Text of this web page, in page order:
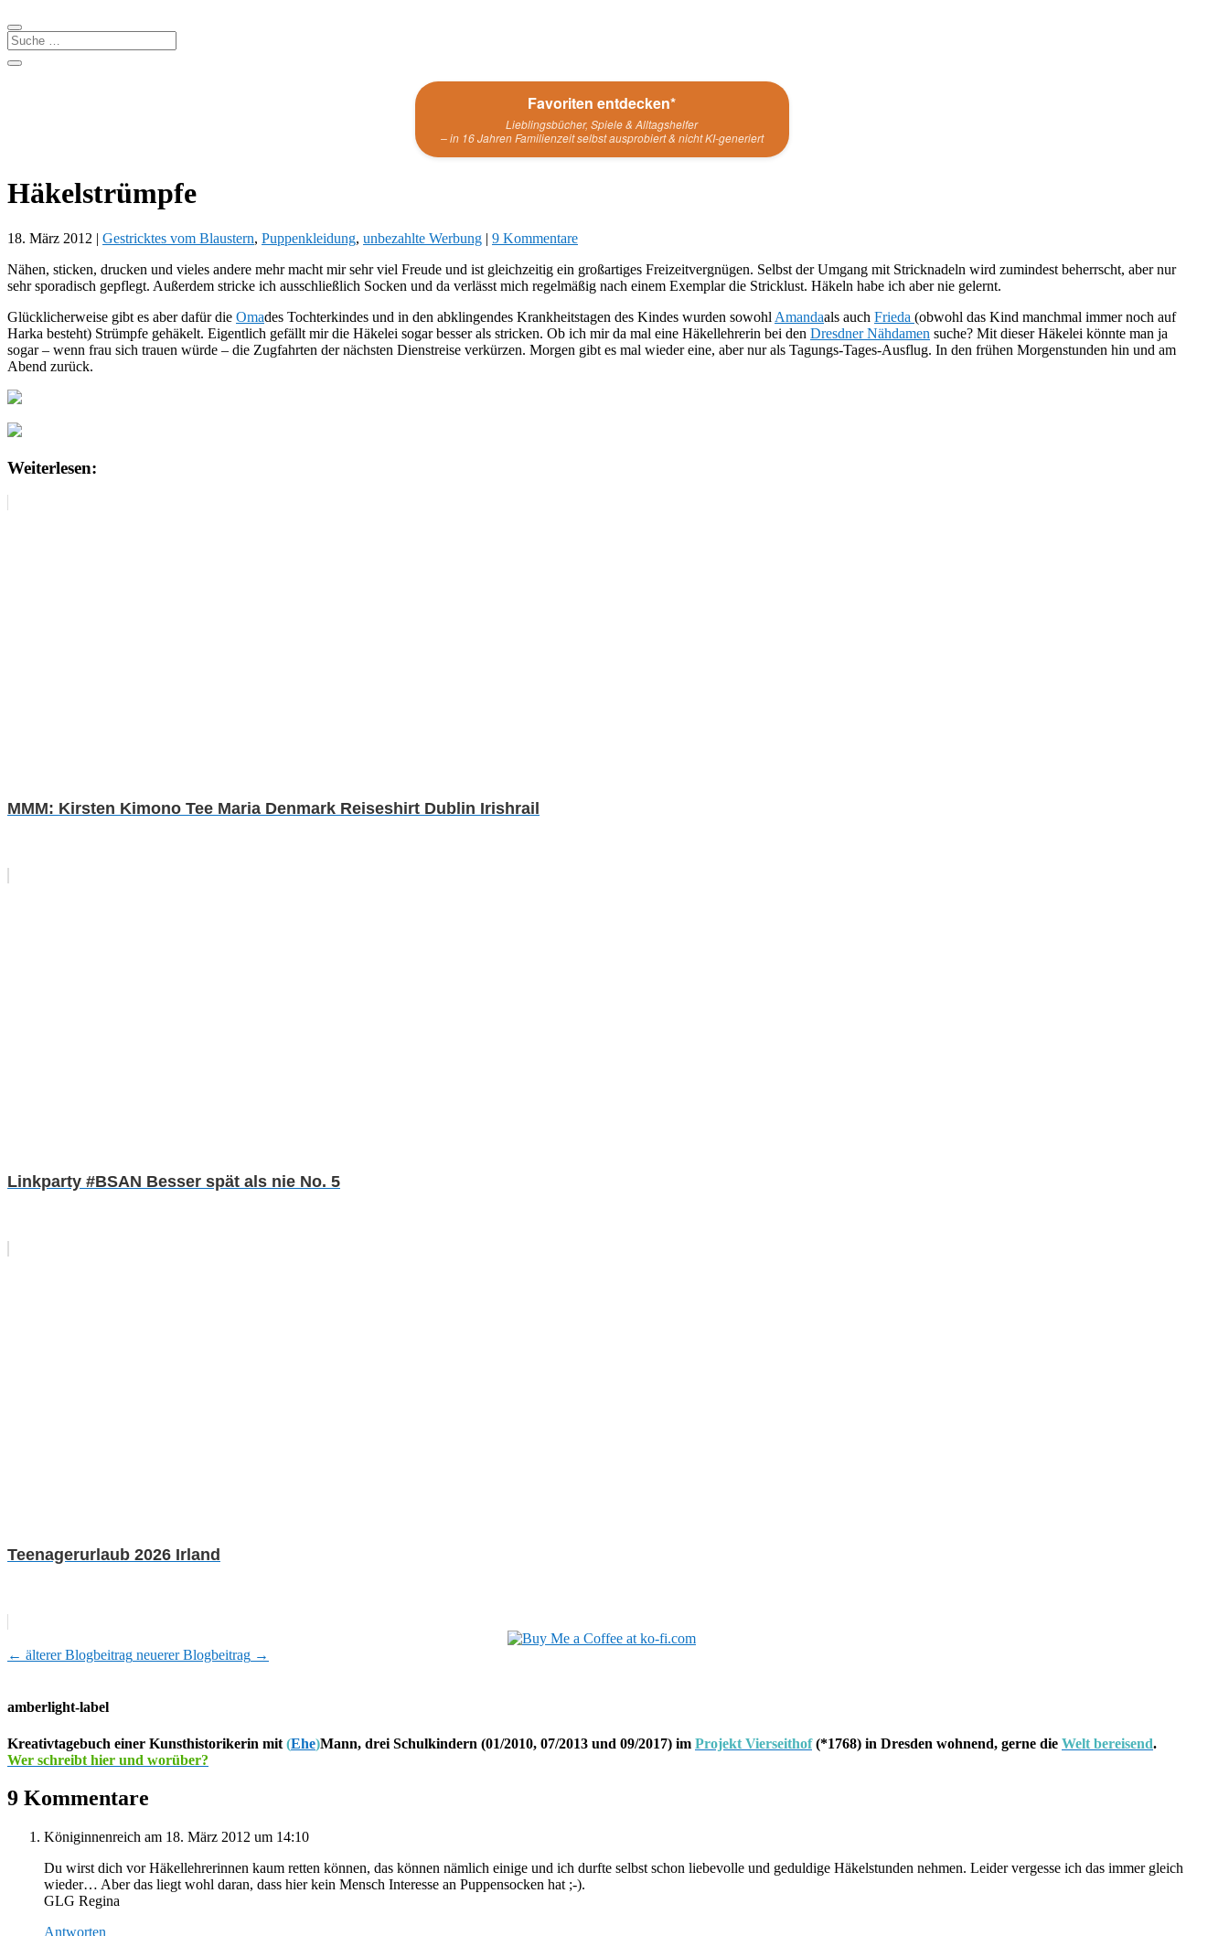
Favoriten entdecken*
Lieblingsbücher, Spiele & Alltagshelfer
– in 16 Jahren Familienzeit selbst ausprobiert & nicht KI-generiert
Häkelstrümpfe
18. März 2012 | Gestricktes vom Blaustern, Puppenkleidung, unbezahlte Werbung | 9 Kommentare
Nähen, sticken, drucken und vieles andere mehr macht mir sehr viel Freude und ist gleichzeitig ein großartiges Freizeitvergnügen. Selbst der Umgang mit Stricknadeln wird zumindest beherrscht, aber nur
sehr sporadisch gepflegt. Außerdem stricke ich ausschließlich Socken und da verlässt mich regelmäßig nach einem Exemplar die Stricklust. Häkeln habe ich aber nie gelernt.
Glücklicherweise gibt es aber dafür die Omades Tochterkindes und in den abklingendes Krankheitstagen des Kindes wurden sowohl Amandaals auch Frieda (obwohl das Kind manchmal immer noch auf
Harka besteht) Strümpfe gehäkelt. Eigentlich gefällt mir die Häkelei sogar besser als stricken. Ob ich mir da mal eine Häkellehrerin bei den Dresdner Nähdamen suche? Mit dieser Häkelei könnte man ja
sogar – wenn frau sich trauen würde – die Zugfahrten der nächsten Dienstreise verkürzen. Morgen gibt es mal wieder eine, aber nur als Tagungs-Tages-Ausflug. In den frühen Morgenstunden hin und am
Abend zurück.
Weiterlesen:
MMM: Kirsten Kimono Tee Maria Denmark Reiseshirt Dublin Irishrail
Linkparty #BSAN Besser spät als nie No. 5
Teenagerurlaub 2026 Irland
← älterer Blogbeitrag neuerer Blogbeitrag →
amberlight-label
Kreativtagebuch einer Kunsthistorikerin mit (Ehe)Mann, drei Schulkindern (01/2010, 07/2013 und 09/2017) im Projekt Vierseithof(*1768) in Dresden wohnend, gerne die Welt bereisend.
Wer schreibt hier und worüber?
9 Kommentare
Königinnenreich am 18. März 2012 um 14:10
Du wirst dich vor Häkellehrerinnen kaum retten können, das können nämlich einige und ich durfte selbst schon liebevolle und geduldige Häkelstunden nehmen. Leider vergesse ich das immer gleich
wieder… Aber das liegt wohl daran, dass hier kein Mensch Interesse an Puppensocken hat ;-).
GLG Regina
Antworten